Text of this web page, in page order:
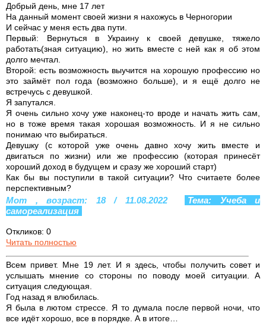
Добрый день, мне 17 лет
На данный момент своей жизни я нахожусь в Черногории
И сейчас у меня есть два пути.
Первый: Вернуться в Украину к своей девушке, тяжело
работать(зная ситуацию), но жить вместе с ней как я об этом
долго мечтал.
Второй: есть возможность выучится на хорошую профессию но
это займёт пол года (возможно больше), и я ещё долго не
встречусь с девушкой.
Я запутался.
Я очень сильно хочу уже наконец-то вроде и начать жить сам,
но в тоже время такая хорошая возможность. И я не сильно
понимаю что выбираться.
Девушку (с которой уже очень давно хочу жить вместе и
двигаться по жизни) или же профессию (которая принесёт
хороший доход в будущем и сразу же хороший старт)
Как бы вы поступили в такой ситуации? Что считаете более
перспективным?
Мот , возраст: 18 / 11.08.2022
Тема: Учеба и
самореализация
Откликов: 0
Читать полностью
Всем привет. Мне 19 лет. И я здесь, чтобы получить совет и
услышать мнение со стороны по поводу моей ситуации. А
ситуация следующая.
Год назад я влюбилась.
Я была в лютом стрессе. Я то думала после первой ночи, что
все идёт хорошо, все в порядке. А в итоге…